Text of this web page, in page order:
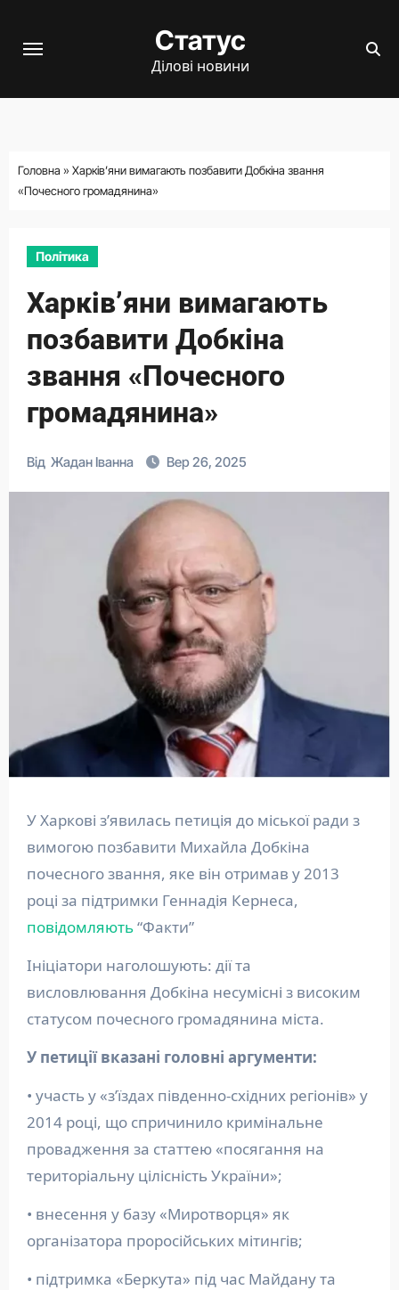
Статус
Ділові новини
Головна » Харків’яни вимагають позбавити Добкіна звання
«Почесного громадянина»
Політика
Харків’яни вимагають
позбавити Добкіна
звання «Почесного
громадянина»
Від Жадан Іванна Вер 26, 2025
У Харкові з’явилась петиція до міської ради з
вимогою позбавити Михайла Добкіна
почесного звання, яке він отримав у 2013
році за підтримки Геннадія Кернеса,
повідомляють“Факти”
Ініціатори наголошують: дії та
висловлювання Добкіна несумісні з високим
статусом почесного громадянина міста.
У петиції вказані головні аргументи:
• участь у «з’їздах південно-східних регіонів» у
2014 році, що спричинило кримінальне
провадження за статтею «посягання на
територіальну цілісність України»;
• внесення у базу «Миротворця» як
організатора проросійських мітингів;
• підтримка «Беркута» під час Майдану та